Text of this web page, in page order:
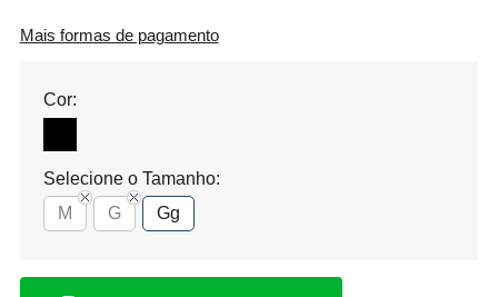
Mais formas de pagamento
Cor:
Selecione o Tamanho:
M
G Gg